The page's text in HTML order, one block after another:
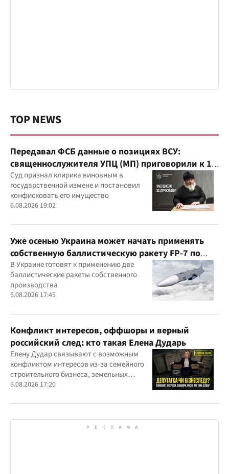
TOP NEWS
Передавал ФСБ данные о позициях ВСУ:
священнослужителя УПЦ (МП) приговорили к 15
годам
Суд признал клирика виновным в
государственной измене и постановил
конфисковать его имущество
6.08.2026 19:02
Уже осенью Украина может начать применять
собственную баллистическую ракету FP-7 по
вражеским целям
В Украине готовят к применению две
баллистические ракеты собственного
производства
6.08.2026 17:45
Конфликт интересов, оффшоры и верный
российский след: кто такая Елена Дударь
Елену Дудар связывают с возможным
конфликтом интересов из-за семейного
строительного бизнеса, земельных
скандалов, судебных дел
6.08.2026 17:20